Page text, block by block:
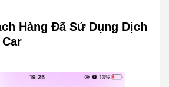
Hàng Đã Sử Dụng Dịch